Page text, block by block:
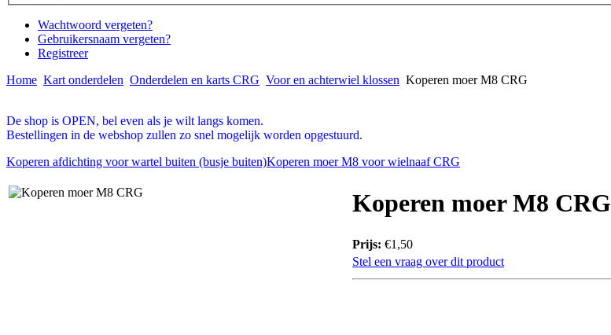
Wachtwoord vergeten?
Gebruikersnaam vergeten?
Registreer
Home Kart onderdelen Onderdelen en karts CRG Voor en achterwiel klossen Koperen moer M8 CRG
De shop is OPEN, bel even als je wilt langs komen.
Bestellingen in de webshop zullen zo snel mogelijk worden opgestuurd.
Koperen afdichting voor wartel buiten (busje buiten)Koperen moer M8 voor wielnaaf CRG
Koperen moer M8 CRG
Prijs: €1,50
Stel een vraag over dit product